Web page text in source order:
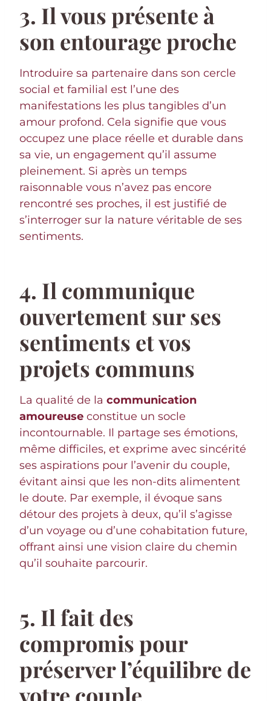
3. Il vous présente à
son entourage proche
Introduire sa partenaire dans son cercle
social et familial est l’une des
manifestations les plus tangibles d’un
amour profond. Cela signifie que vous
occupez une place réelle et durable dans
sa vie, un engagement qu’il assume
pleinement. Si après un temps
raisonnable vous n’avez pas encore
rencontré ses proches, il est justifié de
s’interroger sur la nature véritable de ses
sentiments.
4. Il communique
ouvertement sur ses
sentiments et vos
projets communs
La qualité de la communication
amoureuse constitue un socle
incontournable. Il partage ses émotions,
même difficiles, et exprime avec sincérité
ses aspirations pour l’avenir du couple,
évitant ainsi que les non-dits alimentent
le doute. Par exemple, il évoque sans
détour des projets à deux, qu’il s’agisse
d’un voyage ou d’une cohabitation future,
offrant ainsi une vision claire du chemin
qu’il souhaite parcourir.
5. Il fait des
compromis pour
préserver l’équilibre de
votre couple